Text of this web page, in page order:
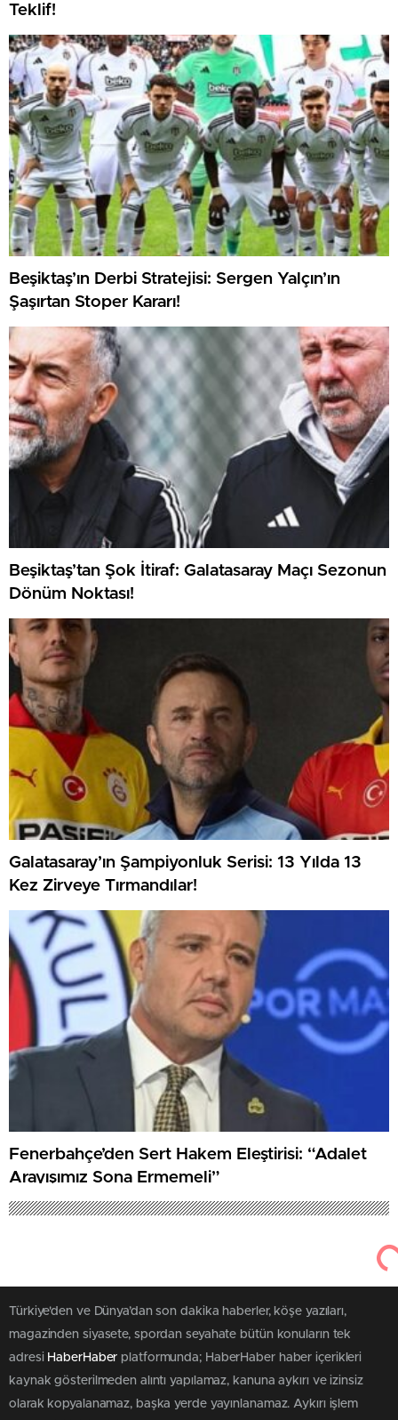
Teklif!
Beşiktaş’ın Derbi Stratejisi: Sergen Yalçın’ın
Şaşırtan Stoper Kararı!
Beşiktaş’tan Şok İtiraf: Galatasaray Maçı Sezonun
Dönüm Noktası!
Galatasaray’ın Şampiyonluk Serisi: 13 Yılda 13
Kez Zirveye Tırmandılar!
Fenerbahçe’den Sert Hakem Eleştirisi: “Adalet
Arayışımız Sona Ermemeli”
Türkiye'den ve Dünya’dan son dakika haberler, köşe yazıları,
magazinden siyasete, spordan seyahate bütün konuların tek
adresi HaberHaber platformunda; HaberHaber haber içerikleri
kaynak gösterilmeden alıntı yapılamaz, kanuna aykırı ve izinsiz
olarak kopyalanamaz, başka yerde yayınlanamaz. Aykırı işlem